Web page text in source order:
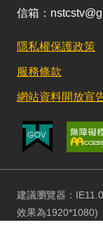
信箱：
隱私權保護政策
服務條款
網站資料開放宣
建議瀏覽器：
效果為1920*1080)